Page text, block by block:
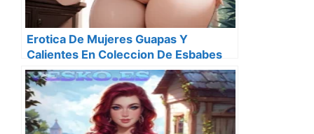
Erotica De Mujeres Guapas Y
Calientes En Coleccion De Esbabes
Seis